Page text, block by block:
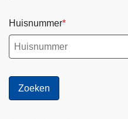
Huisnummer